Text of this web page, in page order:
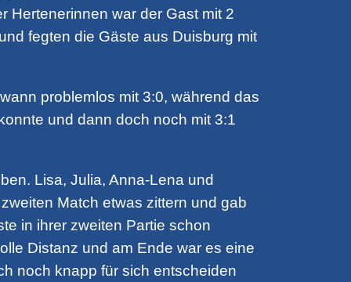
Hertenerinnen war der Gast mit 2
fegten die Gäste aus Duisburg mit
problemlos mit 3:0, während das
und dann doch noch mit 3:1
Lisa, Julia, Anna-Lena und
Match etwas zittern und gab
in ihrer zweiten Partie schon
Distanz und am Ende war es eine
noch knapp für sich entscheiden